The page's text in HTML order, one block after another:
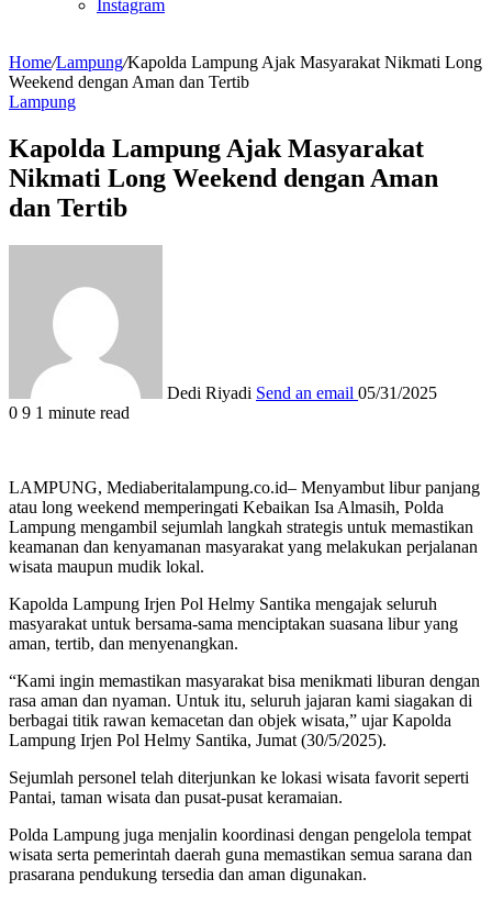
Instagram
Home/Lampung/Kapolda Lampung Ajak Masyarakat Nikmati Long
Weekend dengan Aman dan Tertib
Lampung
Kapolda Lampung Ajak Masyarakat
Nikmati Long Weekend dengan Aman
dan Tertib
Dedi Riyadi Send an email 05/31/2025
0 9 1 minute read
LAMPUNG, Mediaberitalampung.co.id– Menyambut libur panjang
atau long weekend memperingati Kebaikan Isa Almasih, Polda
Lampung mengambil sejumlah langkah strategis untuk memastikan
keamanan dan kenyamanan masyarakat yang melakukan perjalanan
wisata maupun mudik lokal.
Kapolda Lampung Irjen Pol Helmy Santika mengajak seluruh
masyarakat untuk bersama-sama menciptakan suasana libur yang
aman, tertib, dan menyenangkan.
“Kami ingin memastikan masyarakat bisa menikmati liburan dengan
rasa aman dan nyaman. Untuk itu, seluruh jajaran kami siagakan di
berbagai titik rawan kemacetan dan objek wisata,” ujar Kapolda
Lampung Irjen Pol Helmy Santika, Jumat (30/5/2025).
Sejumlah personel telah diterjunkan ke lokasi wisata favorit seperti
Pantai, taman wisata dan pusat-pusat keramaian.
Polda Lampung juga menjalin koordinasi dengan pengelola tempat
wisata serta pemerintah daerah guna memastikan semua sarana dan
prasarana pendukung tersedia dan aman digunakan.